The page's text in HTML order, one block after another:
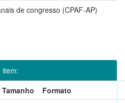
de congresso (CPAF-AP)
item:
Tamanho
Formato